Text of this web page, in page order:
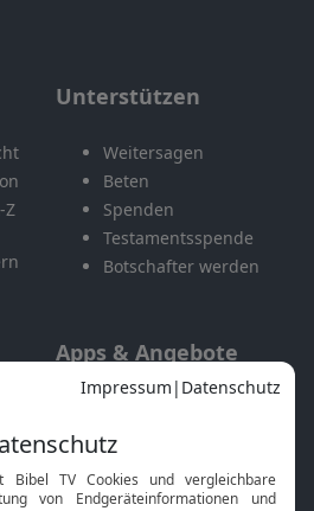
Z
Unterstützen
Weitersagen
Beten
Spenden
Testamentsspende
Botschafter werden
Apps & Angebote
Mobile App
Smart TV